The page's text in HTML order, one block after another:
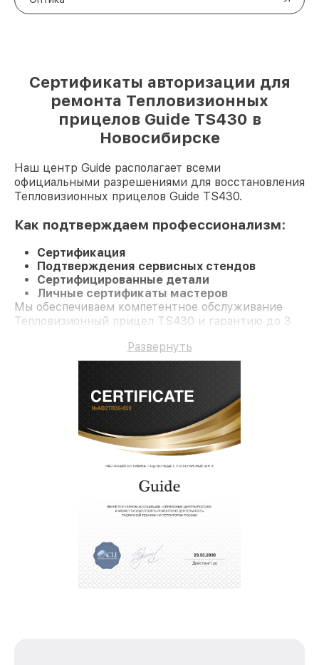
Сертификаты авторизации для
ремонта Тепловизионных
прицелов Guide TS430 в
Новосибирске
Наш центр Guide располагает всеми
официальными разрешениями для восстановления
Тепловизионных прицелов Guide TS430.
Как подтверждаем профессионализм:
Сертификация
Подтверждения сервисных стендов
Сертифицированные детали
Личные сертификаты мастеров
Мы обеспечиваем компетентное обслуживание
Тепловизионный прицел TS430 и гарантию до 3
Развернуть